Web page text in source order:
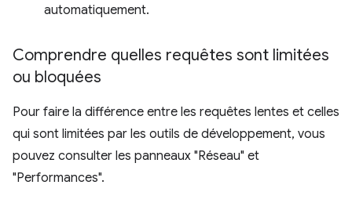
automatiquement.
Comprendre quelles requêtes sont limitées
ou bloquées
Pour faire la différence entre les requêtes lentes et celles
qui sont limitées par les outils de développement, vous
pouvez consulter les panneaux "Réseau" et
"Performances".